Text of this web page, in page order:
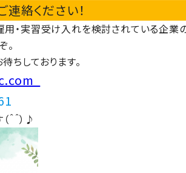
絡ください！
・実習受け入れを検討されている企業
ちしております。
＾） ♪